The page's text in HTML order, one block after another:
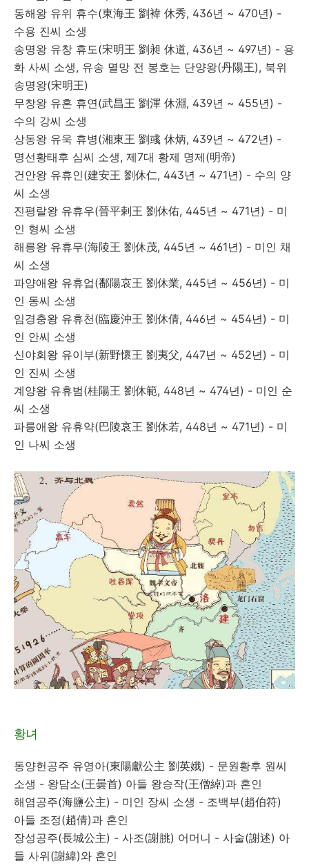
동해왕 유위 휴수(東海王 劉褘 休秀, 436년 ~ 470년) -
수용 진씨 소생
송명왕 유창 휴도(宋明王 劉昶 休道, 436년 ~ 497년) - 용
화 사씨 소생, 유송 멸망 전 봉호는 단양왕(丹陽王), 북위
송명왕(宋明王)
무창왕 유혼 휴연(武昌王 劉渾 休淵, 439년 ~ 455년) -
수의 강씨 소생
상동왕 유욱 휴병(湘東王 劉彧 休炳, 439년 ~ 472년) -
명선황태후 심씨 소생, 제7대 황제 명제(明帝)
건안왕 유휴인(建安王 劉休仁, 443년 ~ 471년) - 수의 양
씨 소생
진평랄왕 유휴우(晉平剌王 劉休佑, 445년 ~ 471년) - 미
인 형씨 소생
해릉왕 유휴무(海陵王 劉休茂, 445년 ~ 461년) - 미인 채
씨 소생
파양애왕 유휴업(鄱陽哀王 劉休業, 445년 ~ 456년) - 미
인 동씨 소생
임경충왕 유휴천(臨慶沖王 劉休倩, 446년 ~ 454년) - 미
인 안씨 소생
신야회왕 유이부(新野懷王 劉夷父, 447년 ~ 452년) - 미
인 진씨 소생
계양왕 유휴범(桂陽王 劉休範, 448년 ~ 474년) - 미인 순
씨 소생
파릉애왕 유휴약(巴陵哀王 劉休若, 448년 ~ 471년) - 미
인 나씨 소생
황녀
동양헌공주 유영아(東陽獻公主 劉英娥) - 문원황후 원씨
소생 - 왕담소(王曇首) 아들 왕승작(王僧綽)과 혼인
해염공주(海鹽公主) - 미인 장씨 소생 - 조백부(趙伯符)
아들 조정(趙倩)과 혼인
장성공주(長城公主) - 사조(謝朓) 어머니 - 사술(謝述) 아
들 사위(謝緯)와 혼인